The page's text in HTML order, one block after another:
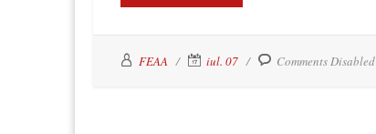
FEAA iul. 07 Comments Disabled